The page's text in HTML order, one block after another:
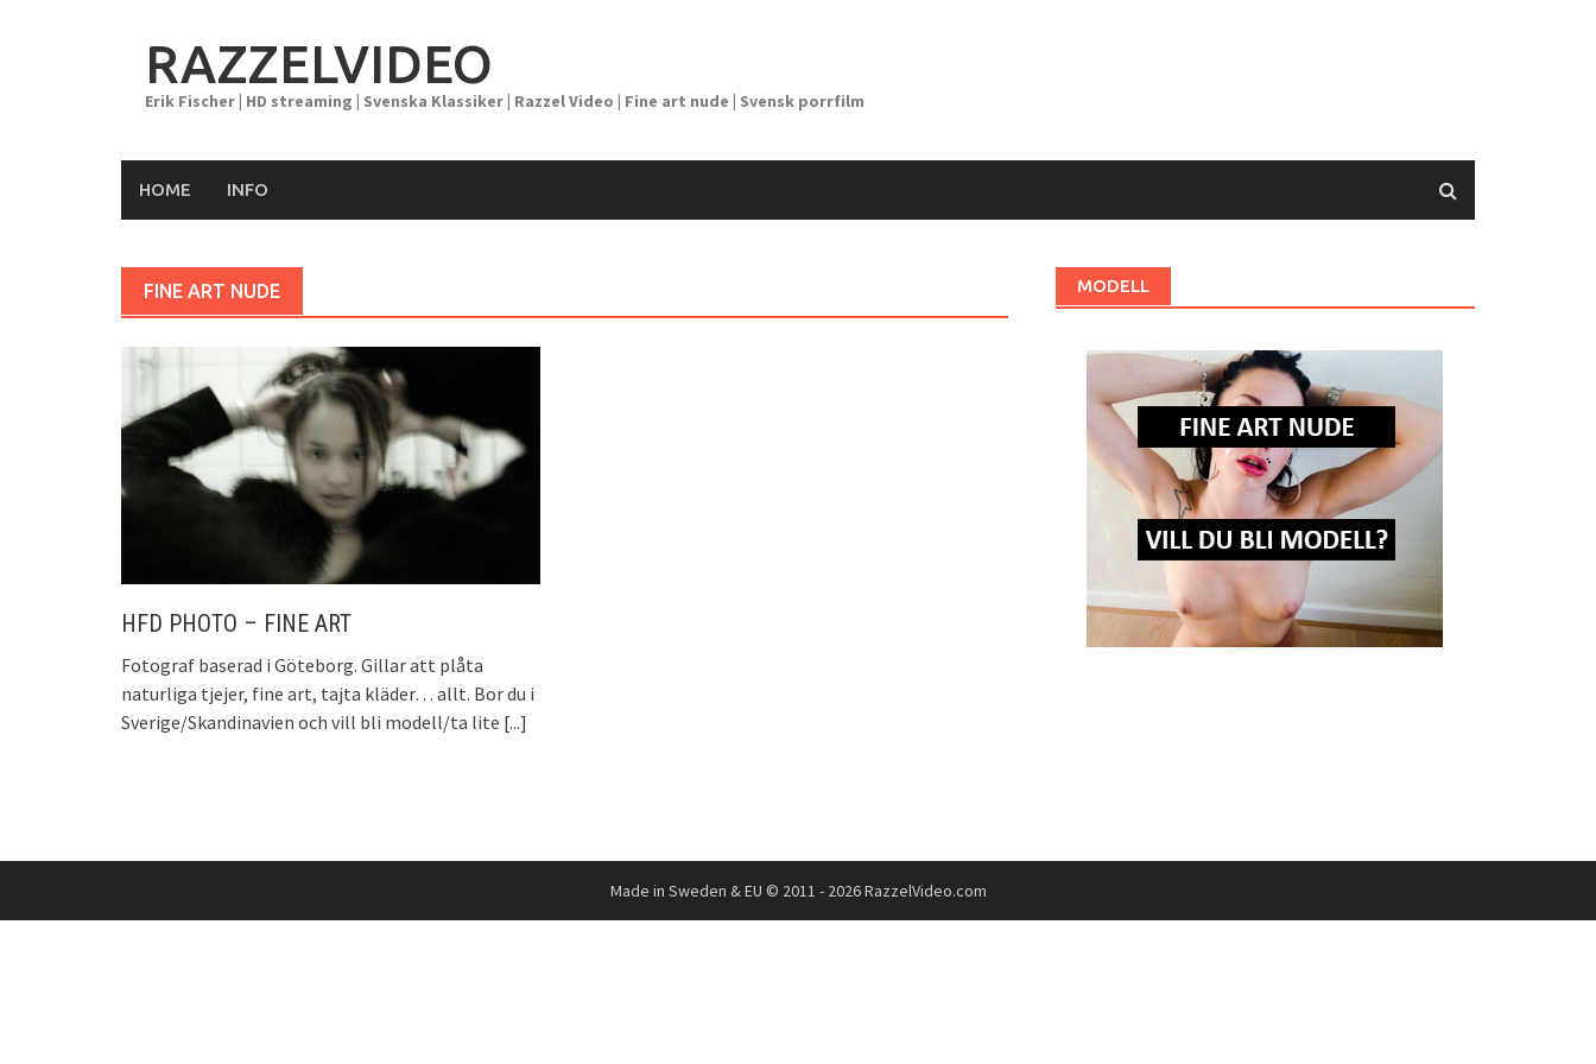
RAZZELVIDEO
Erik Fischer | HD streaming | Svenska Klassiker | Razzel Video | Fine art nude | Svensk porrfilm
HOME INFO
FINE ART NUDE
HFD PHOTO – FINE ART
Fotograf baserad i Göteborg. Gillar att plåta
naturliga tjejer, fine art, tajta kläder… allt. Bor du i
Sverige/Skandinavien och vill bli modell/ta lite [...]
MODELL
Made in Sweden & EU © 2011 - 2026 RazzelVideo.com